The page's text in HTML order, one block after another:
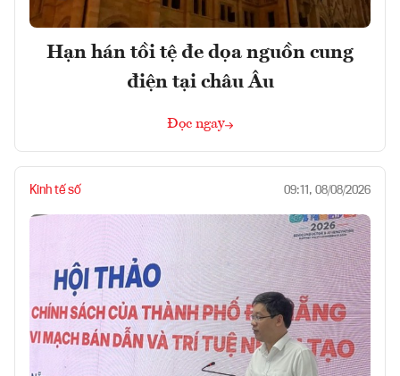
Hạn hán tồi tệ đe dọa nguồn cung
điện tại châu Âu
Đọc ngay
Kinh tế số 09:11, 08/08/2026